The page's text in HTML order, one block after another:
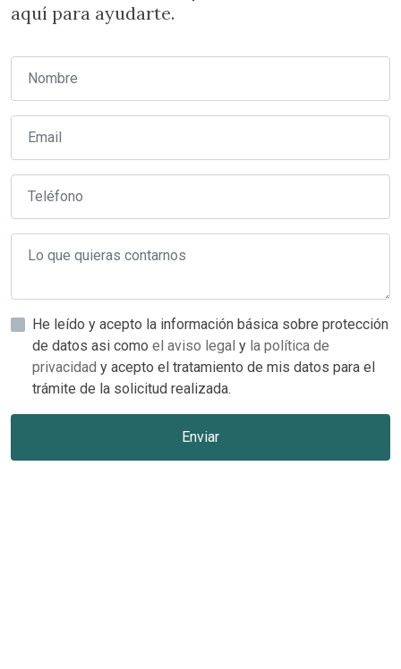
aquí para ayudarte.
He leído y acepto la información básica sobre protección
de datos asi como el aviso legal y la política de
privacidad y acepto el tratamiento de mis datos para el
trámite de la solicitud realizada.
Enviar